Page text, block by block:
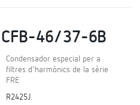
CFB-46/37-6B
Condensador especial per a
filtres d'harmònics de la sèrie
FRE
R2425J.